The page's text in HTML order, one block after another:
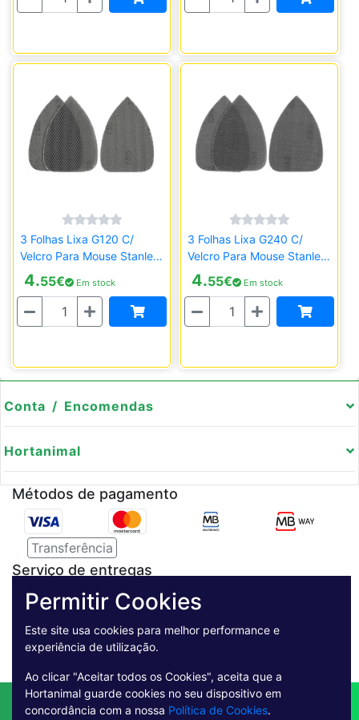
3 Folhas Lixa G120 C/
Velcro Para Mouse Stanley
STA39127-XJ
4.55€ Em stock
Quantidade
3 Folhas Lixa G240 C/
Velcro Para Mouse Stanley
STA39132-XJ
4.55€ Em stock
Quantidade
Conta / Encomendas
Hortanimal
Métodos de pagamento
Transferência
Serviço de entregas
Contactos Envio
Condições de Venda
Permitir Cookies
Este site usa cookies para melhor performance e
experiência de utilização.
Ao clicar "Aceitar todos os Cookies", aceita que a
Hortanimal guarde cookies no seu dispositivo em
concordância com a nossa Política de Cookies.